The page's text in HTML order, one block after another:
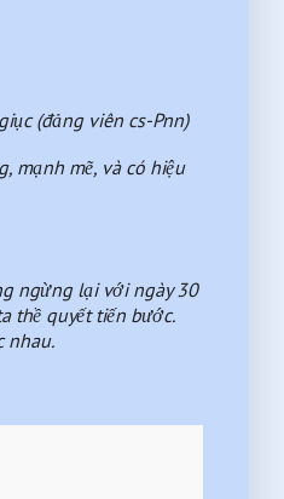
(đảng viên cs-Pnn)
mạnh mẽ, và có hiệu
ngừng lại với ngày 30
thề quyết tiến bước.
nhau.